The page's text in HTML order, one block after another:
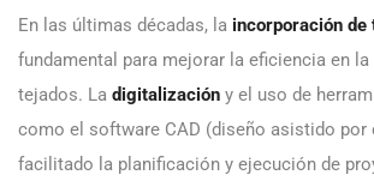
En las últimas décadas, la incorporación de
fundamental para mejorar la eficiencia en
tejados. La digitalización y el uso de
como el software CAD (diseño asistido por
facilitado la planificación y ejecución de